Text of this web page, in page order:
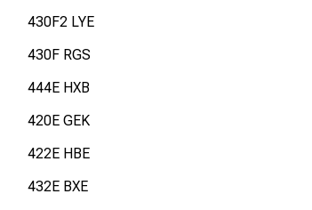
430F2 LYE
430F RGS
444E HXB
420E GEK
422E HBE
432E BXE